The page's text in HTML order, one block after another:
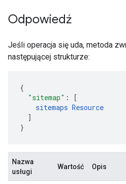
Odpowiedź
Jeśli operacja się uda, metoda
następującej strukturze:
"sitemap" :
[
sitemaps Resource
]
}
Nazwa
usługi
Wartość Opis